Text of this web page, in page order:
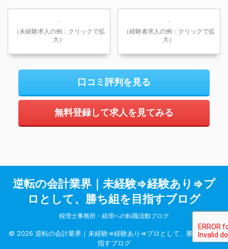
（未経験求人の例：クリックで拡
大）
（経験者求人の例：クリックで拡
大）
口コミ評判を見る
無料登録して求人を見てみる
逆転の会計業界｜未経験⇒経験あり⇒プ
ロとして、勝ち組を目指すブログ
税理士事務所・経理への転職活動ブログ
© 2026 逆転の会計業界｜未経験⇒経験あり⇒プロとして、勝ち組を目
指すブログ